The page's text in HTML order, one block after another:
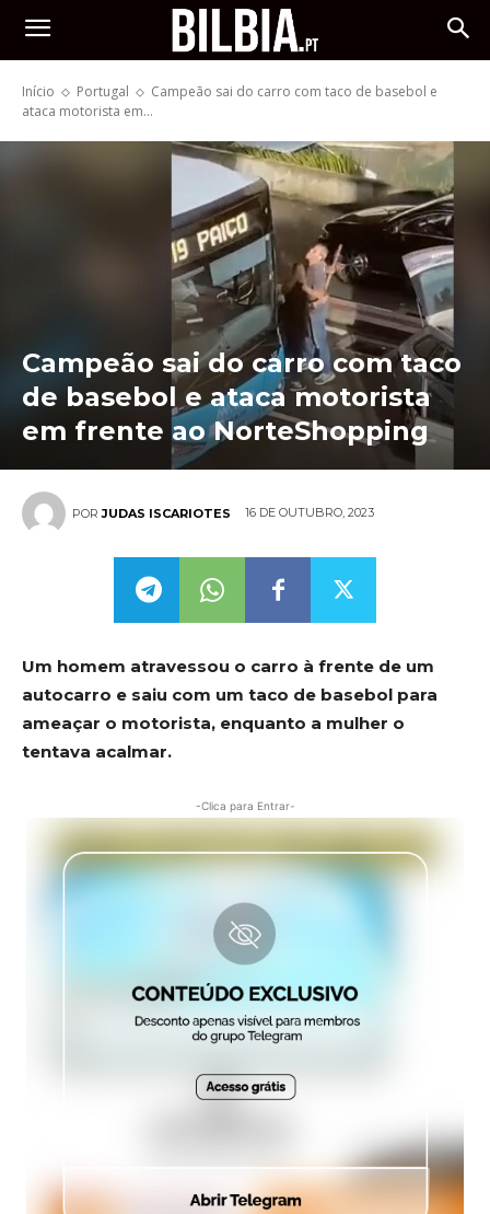
Início Portugal
Campeão sai do carro com taco de basebol e
ataca motorista em...
Campeão sai do carro com taco
de basebol e ataca motorista
em frente ao NorteShopping
POR JUDAS ISCARIOTES 16 DE OUTUBRO, 2023
Um homem atravessou o carro à frente de um
autocarro e saiu com um taco de basebol para
ameaçar o motorista, enquanto a mulher o
tentava acalmar.
-Clica para Entrar-